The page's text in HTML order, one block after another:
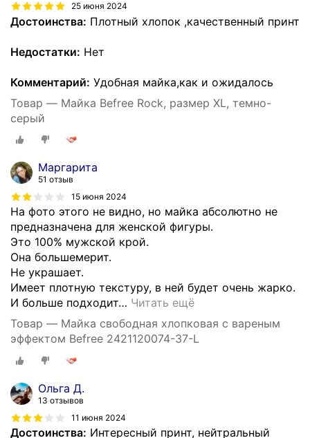
25 июня 2024
Достоинства: Плотный хлопок ,качественный принт
Недостатки: Нет
Комментарий: Удобная майка,как и ожидалось
Товар — Майка Befree Rock, размер XL, темно-
серый
Маргарита
51 отзыв
15 июня 2024
На фото этого не видно, но майка абсолютно не
предназначена для женской фигуры.
Это 100% мужской крой.
Она большемерит.
Не украшает.
Имеет плотную текстуру, в ней будет очень жарко.
И больше подходит… Читать ещё
Товар — Майка свободная хлопковая с вареным
эффектом Befree 2421120074-37-L
Ольга Д.
13 отзывов
11 июня 2024
Достоинства: Интересный принт, нейтральный